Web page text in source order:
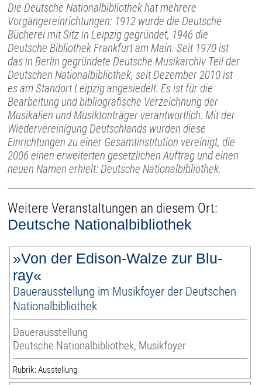
Die Deutsche Nationalbibliothek hat mehrere
Vorgängereinrichtungen: 1912 wurde die Deutsche
Bücherei mit Sitz in Leipzig gegründet, 1946 die
Deutsche Bibliothek Frankfurt am Main. Seit 1970 ist
das in Berlin gegründete Deutsche Musikarchiv Teil der
Deutschen Nationalbibliothek, seit Dezember 2010 ist
es am Standort Leipzig angesiedelt. Es ist für die
Bearbeitung und bibliografische Verzeichnung der
Musikalien und Musiktonträger verantwortlich. Mit der
Wiedervereinigung Deutschlands wurden diese
Einrichtungen zu einer Gesamtinstitution vereinigt, die
2006 einen erweiterten gesetzlichen Auftrag und einen
neuen Namen erhielt: Deutsche Nationalbibliothek.
Weitere Veranstaltungen an diesem Ort:
Deutsche Nationalbibliothek
»Von der Edison-Walze zur Blu-
ray«
Dauerausstellung im Musikfoyer der Deutschen
Nationalbibliothek
Dauerausstellung
Deutsche Nationalbibliothek, Musikfoyer
Rubrik: Ausstellung